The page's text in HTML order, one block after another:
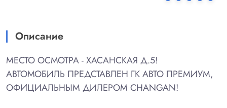
Описание
МЕСТО ОСМОТРА - ХАСАНСКАЯ Д.5!
АВТОМОБИЛЬ ПРЕДСТАВЛЕН ГК АВТО ПРЕМИУМ,
ОФИЦИАЛЬНЫМ ДИЛЕРОМ CHANGAN!